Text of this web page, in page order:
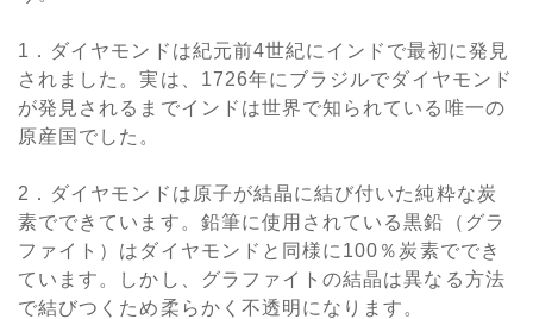
1．ダイヤモンドは紀元前4世紀にインドで最初に発見
されました。実は、1726年にブラジルでダイヤモンド
が発見されるまでインドは世界で知られている唯一の
原産国でした。
2．ダイヤモンドは原子が結晶に結び付いた純粋な炭
素でできています。鉛筆に使用されている黒鉛（グラ
ファイト）はダイヤモンドと同様に100％炭素ででき
ています。しかし、グラファイトの結晶は異なる方法
で結びつくため柔らかく不透明になります。